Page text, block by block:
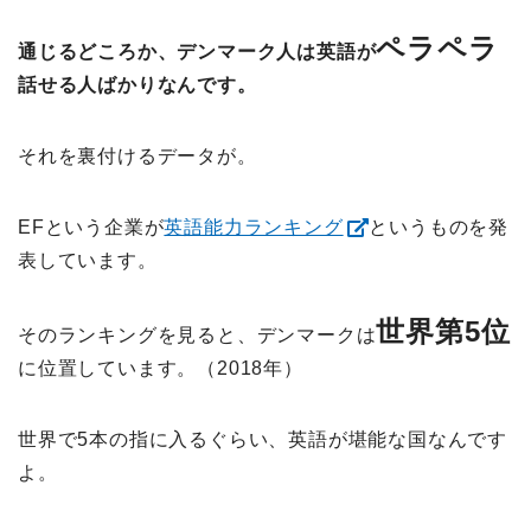
通じるどころか、デンマーク人は英語がペラペラ
話せる人ばかりなんです。
それを裏付けるデータが。
EFという企業が英語能力ランキング
というものを発
表しています。
そのランキングを見ると、デンマークは世界第5位
に位置しています。（2018年）
世界で5本の指に入るぐらい、英語が堪能な国なんです
よ。